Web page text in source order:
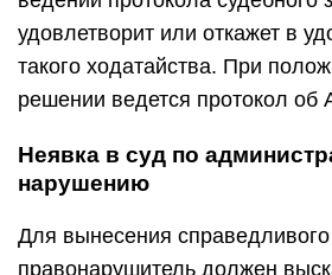
удовлетворит или откажет в
такого ходатайства. При
решении ведется протокол об
Неявка в суд по
нарушению
Для вынесения
правонарушитель должен